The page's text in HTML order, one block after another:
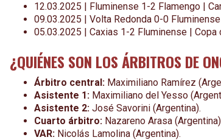
12.03.2025 | Fluminense 1-2 Flamengo |
09.03.2025 | Volta Redonda 0-0
05.03.2025 | Caxias 1-2 Fluminense | Copa
¿QUIÉNES SON LOS ÁRBITROS DE
Árbitro central: Maximiliano Ramírez
Asistente 1: Maximiliano del Yesso
Asistente 2: José Savorini (Argentina).
Cuarto árbitro: Nazareno Arasa
VAR: Nicolás Lamolina (Argentina).